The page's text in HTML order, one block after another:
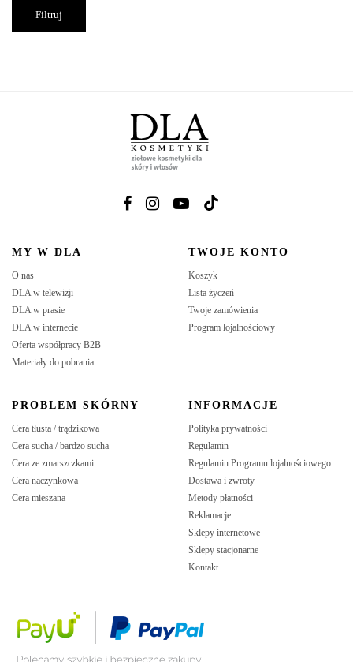
Filtruj
MY W DLA
O nas
DLA w telewizji
DLA w prasie
DLA w internecie
Oferta współpracy B2B
Materiały do pobrania
TWOJE KONTO
Koszyk
Lista życzeń
Twoje zamówienia
Program lojalnościowy
PROBLEM SKÓRNY
Cera tłusta / trądzikowa
Cera sucha / bardzo sucha
Cera ze zmarszczkami
Cera naczynkowa
Cera mieszana
INFORMACJE
Polityka prywatności
Regulamin
Regulamin Programu lojalnościowego
Dostawa i zwroty
Metody płatności
Reklamacje
Sklepy internetowe
Sklepy stacjonarne
Kontakt